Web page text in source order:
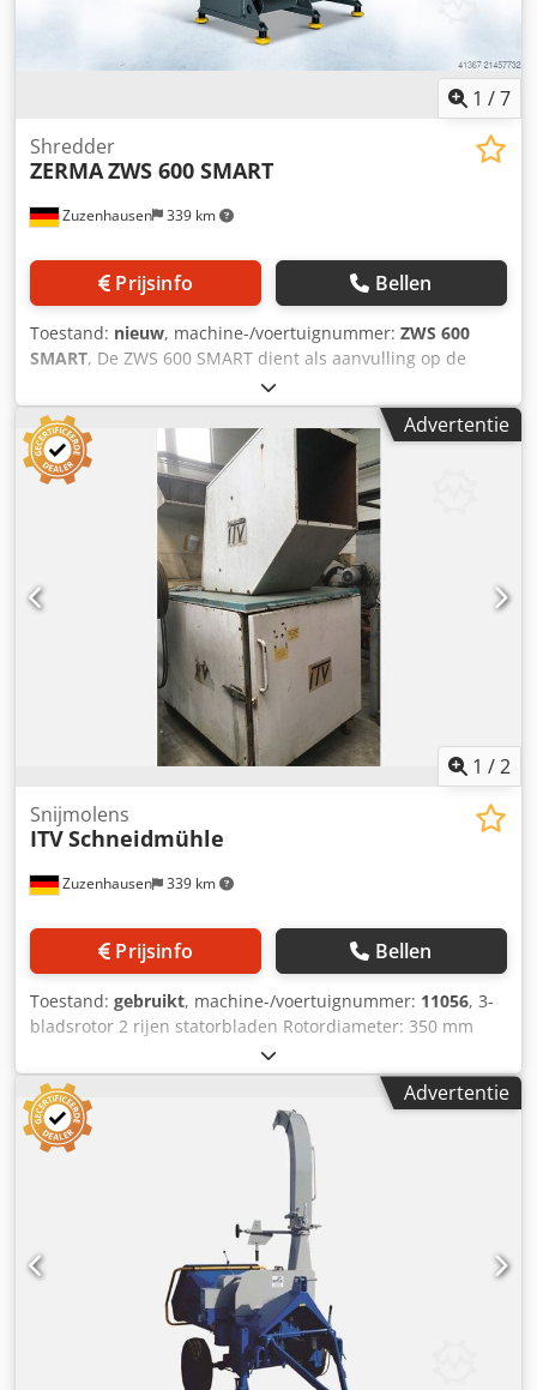
1 /7
Zuzenhausen 339 km
Shredder
ZERMAZWS 600 SMART
Prijsinfo Bellen
Toestand: nieuw, machine-/voertuignummer: ZWS 600
SMART, De ZWS 600 SMART dient als aanvulling op de
ZWS-serie. Deze serie is ontworpen als een
kosteneffectieve oplossing, speciaal voor het verkleinen
van houtresten in kleine en middelgrote
houtbewerkingsbedrijven. IN ÉÉN OOGOPSLAG: - Compact
ontwerp - Robuuste stalen gelaste constructie -
Grootvolume trechter voor materiaaltoevoer -
Massiefstalen rotor met geschroefde messendragers - PLC-
besturing voor volledig automatische werking Technische
gegevens SMART 600: - Invoer 600 x 840 mm - Motor 11 /
15 kW - Rotordiameter 250 mm - Rotortoerental 80 – 120
Codeyr I Ifepfx Akksrf - 13 rotormessen Technische
gegevens SMART 600 S: - Invoer 600 x 840 mm - Motor 18,5
/ 22 / 30 kW - Rotordiameter 250 mm - Rotortoerental 80 –
120 - 26 rotormessen
Advertentie
1 /2
Zuzenhausen 339 km
Snijmolens
ITVSchneidmühle
Prijsinfo Bellen
Toestand: gebruikt, machine-/voertuignummer: 11056, 3-
bladsrotor 2 rijen statorbladen Rotordiameter: 350 mm
Codpfx Aeyr Tihokkorf Werkbreedte: 600 mm
Inlaatdoorsnede: ca. 600 x 450 mm Machine met
geluidsisolatiekast
Advertentie